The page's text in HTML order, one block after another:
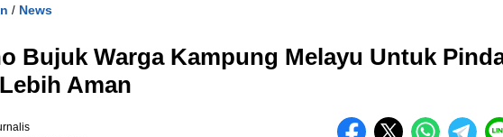
/ News
Bujuk Warga Kampung Melayu Untuk
Aman